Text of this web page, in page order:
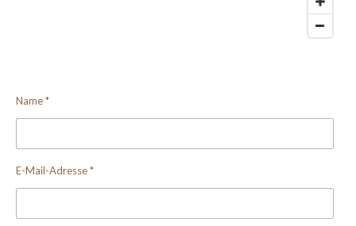
Name *
E-Mail-Adresse *